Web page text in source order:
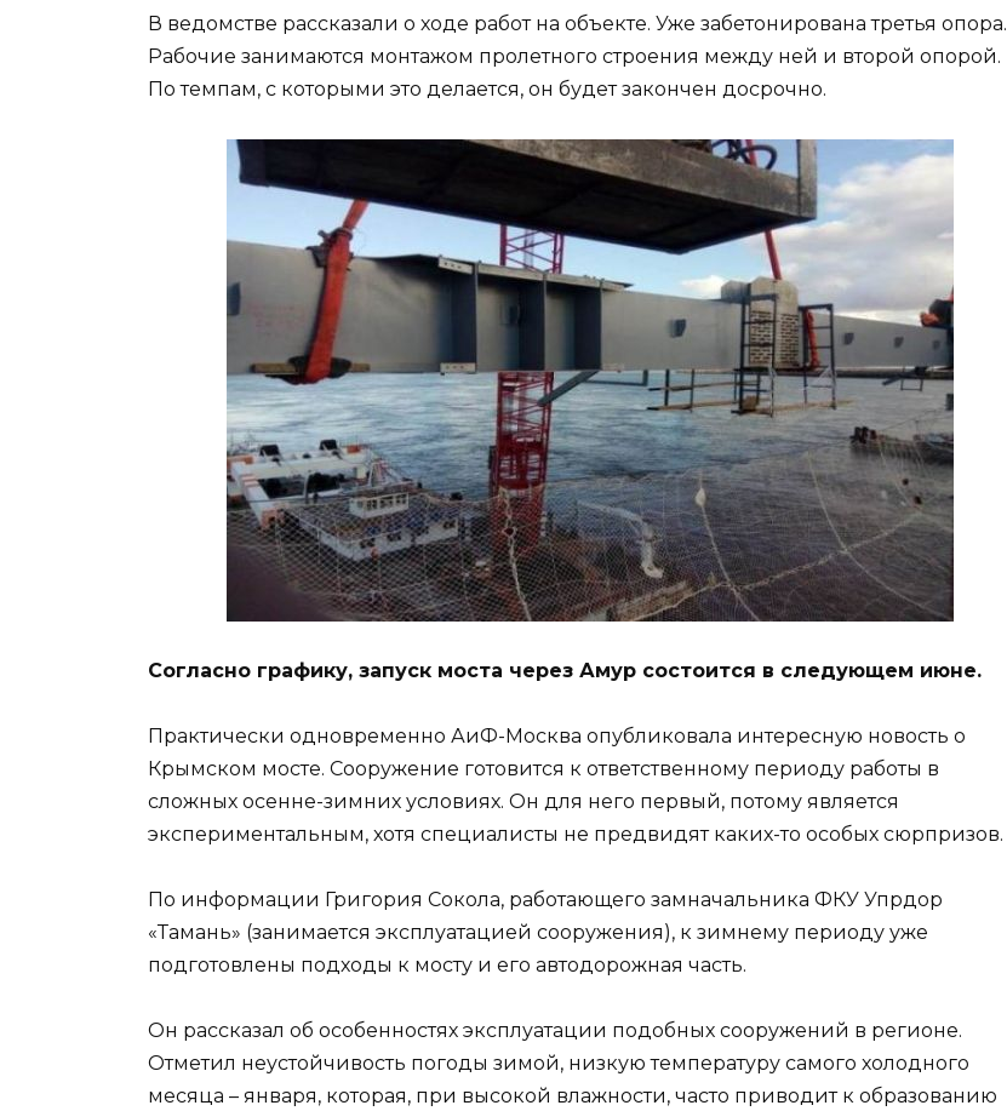
В ведомстве рассказали о ходе работ на объекте. Уже забетонирована третья опора.
Рабочие занимаются монтажом пролетного строения между ней и второй опорой.
По темпам, с которыми это делается, он будет закончен досрочно.
Согласно графику, запуск моста через Амур состоится в следующем июне.
Практически одновременно АиФ-Москва опубликовала интересную новость о
Крымском мосте. Сооружение готовится к ответственному периоду работы в
сложных осенне-зимних условиях. Он для него первый, потому является
экспериментальным, хотя специалисты не предвидят каких-то особых сюрпризов.
По информации Григория Сокола, работающего замначальника ФКУ Упрдор
«Тамань» (занимается эксплуатацией сооружения), к зимнему периоду уже
подготовлены подходы к мосту и его автодорожная часть.
Он рассказал об особенностях эксплуатации подобных сооружений в регионе.
Отметил неустойчивость погоды зимой, низкую температуру самого холодного
месяца – января, которая, при высокой влажности, часто приводит к образованию